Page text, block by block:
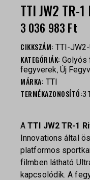
TTI JW2 TR-1
3 036 983 Ft
CIKKSZÁM: TTI-JW2-
KATEGÓRIÁK: Golyós
fegyverek, Új
MÁRKA: TTI
TERMÉKAZONOSÍTÓ:
ATTI JW2 TR-1
Innovations által
platformos
filmben látható
kapcsolódik. A